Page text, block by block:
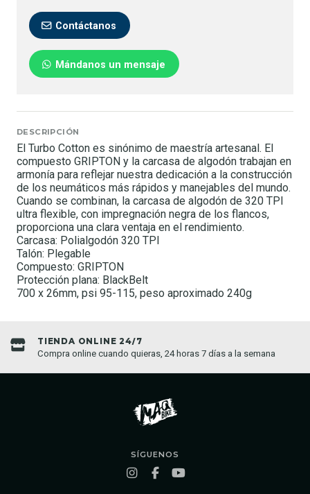
Contáctanos
Mándanos un mensaje
DESCRIPCIÓN
El Turbo Cotton es sinónimo de maestría artesanal. El
compuesto GRIPTON y la carcasa de algodón trabajan en
armonía para reflejar nuestra dedicación a la construcción
de los neumáticos más rápidos y manejables del mundo.
Cuando se combinan, la carcasa de algodón de 320 TPI
ultra flexible, con impregnación negra de los flancos,
proporciona una clara ventaja en el rendimiento.
Carcasa: Polialgodón 320 TPI
Talón: Plegable
Compuesto: GRIPTON
Protección plana: BlackBelt
700 x 26mm, psi 95-115, peso aproximado 240g
TIENDA ONLINE 24/7
Compra online cuando quieras, 24 horas 7 días a la semana
SÍGUENOS